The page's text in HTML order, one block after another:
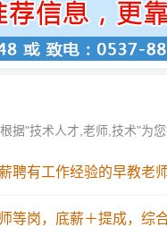
根据"技术人才,老师,技术"为
聘有工作经验的早教老
等岗，底薪＋提成，综